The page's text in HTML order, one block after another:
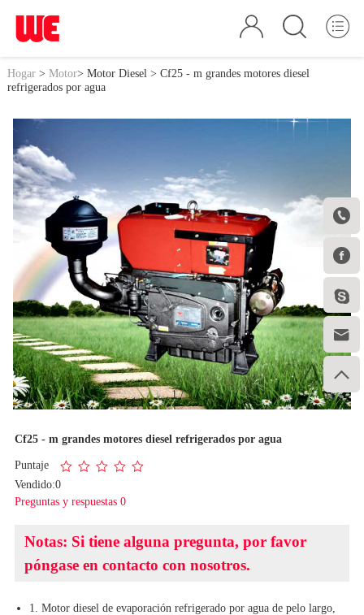





Hogar> Motor> Motor Diesel > Cf25 - m grandes motores diesel
refrigerados por agua
1/1
Cf25 - m grandes motores diesel refrigerados por agua
Puntaje
Vendido:0
Preguntas y respuestas 0
Notas: Si tiene alguna pregunta, por favor
póngase en contacto con nosotros.
1. Motor diesel de evaporación refrigerado por agua de pelo largo,